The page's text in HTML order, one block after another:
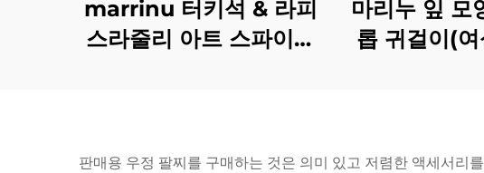
marrinu 터키석 & 라피
스라줄리 아트 스파이럴
마리누 잎 모
롭 귀걸이(
는 드롭 귀
판매용 우정 팔찌를 구매하는 것은 의미 있고 저렴한 액세서리